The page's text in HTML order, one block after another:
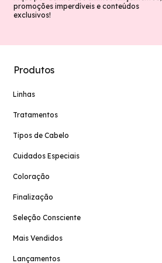
promoções imperdíveis e conteúdos
exclusivos!
Produtos
Linhas
Tratamentos
Tipos de Cabelo
Cuidados Especiais
Coloração
Finalização
Seleção Consciente
Mais Vendidos
Lançamentos